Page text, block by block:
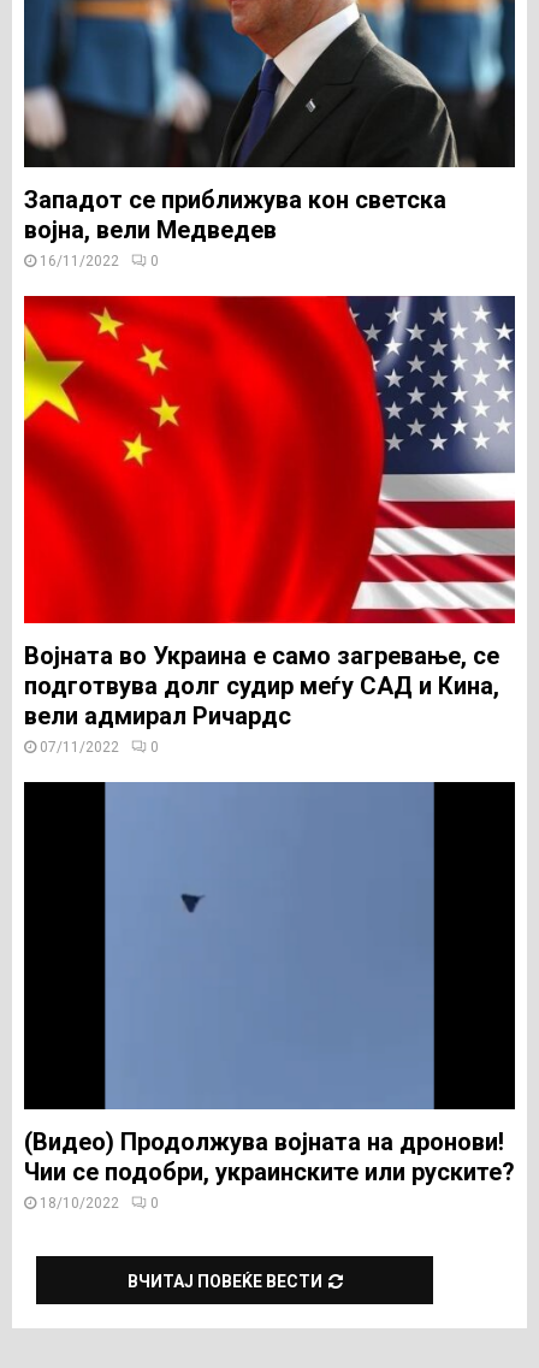
Западот се приближува кон светска
војна, вели Медведев
16/11/2022 0
Војната во Украина е само загревање, се
подготвува долг судир меѓу САД и Кина,
вели адмирал Ричардс
07/11/2022 0
(Видео) Продолжува војната на дронови!
Чии се подобри, украинските или руските?
18/10/2022 0
ВЧИТАЈ ПОВЕЌЕ ВЕСТИ